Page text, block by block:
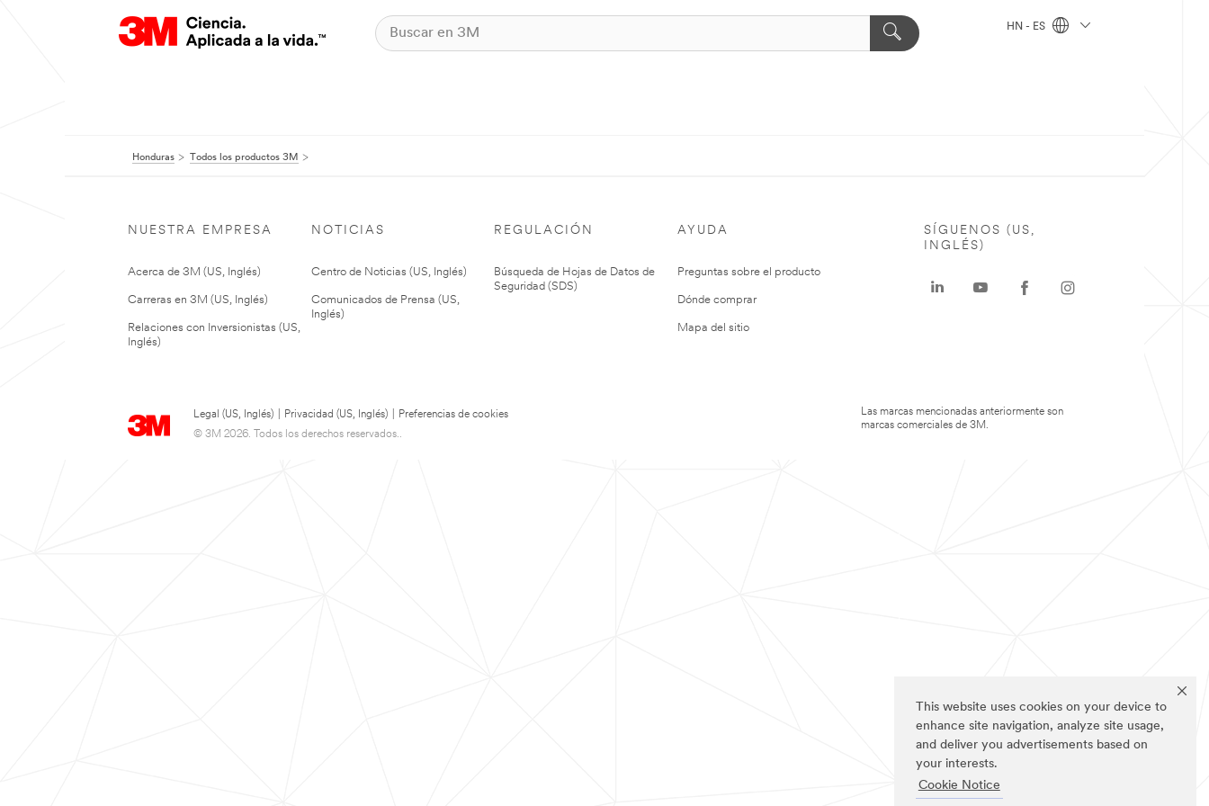
This website uses cookies on your device to
enhance site navigation, analyze site usage,
and deliver you advertisements based on
your interests.
Cookie Notice
HN - ES
Honduras Todos los productos 3M
NUESTRA EMPRESA
Acerca de 3M (US, Inglés)
Carreras en 3M (US, Inglés)
Relaciones con Inversionistas (US,
Inglés)
NOTICIAS
Centro de Noticias (US, Inglés)
Comunicados de Prensa (US,
Inglés)
REGULACIÓN
Búsqueda de Hojas de Datos de
Seguridad (SDS)
AYUDA
Preguntas sobre el producto
Dónde comprar
Mapa del sitio
Legal (US, Inglés) Privacidad (US, Inglés)
Preferencias de cookies
© 3M 2026. Todos los derechos reservados..
SÍGUENOS (US,
INGLÉS)
Las marcas mencionadas anteriormente son
marcas comerciales de 3M.